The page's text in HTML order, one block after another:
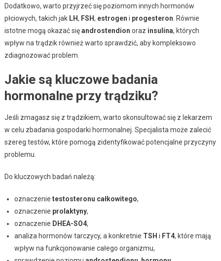
Dodatkowo, warto przyjrzeć się poziomom innych hormonów
płciowych, takich jak LH, FSH, estrogen i progesteron . Równie
istotne mogą okazać sięandrostendion oraz insulina, których
wpływ na trądzik również warto sprawdzić, aby kompleksowo
zdiagnozować problem.
Jakie są kluczowe badania
hormonalne przy trądziku?
Jeśli zmagasz się z trądzikiem, warto skonsultować się z lekarzem
w celu zbadania gospodarki hormonalnej. Specjalista może zalecić
szereg testów, które pomogą zidentyfikować potencjalne przyczyny
problemu.
Do kluczowych badań należą:
oznaczenie testosteronu całkowitego,
oznaczenie prolaktyny,
oznaczenie DHEA-SO4,
analiza hormonów tarczycy, a konkretnie TSH i FT4, które mają
wpływ na funkcjonowanie całego organizmu,